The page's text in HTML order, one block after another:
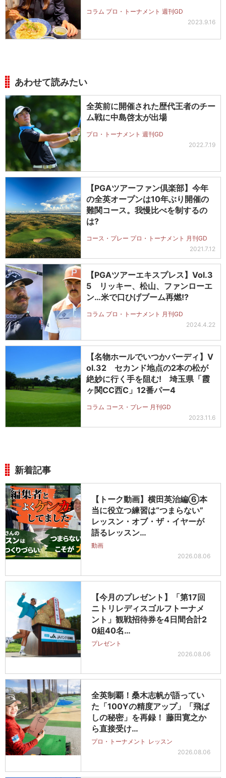
コラム プロ・トーナメント 週刊GD
2023.9.16
あわせて読みたい
全英前に開催された歴代王者のチー
ム戦に中島啓太が出場
プロ・トーナメント 週刊GD
2022.7.19
【PGAツアーファン倶楽部】今年
の全英オープンは10年ぶり開催の
難関コース。我慢比べを制するの
は?
コース・プレー プロ・トーナメント 月刊GD
2021.7.12
【PGAツアーエキスプレス】Vol.3
5 リッキー、松山、ファンローエ
ン…米で口ひげブーム再燃!?
コラム プロ・トーナメント 月刊GD
2024.4.22
【名物ホールでいつかバーディ】V
ol.32 セカンド地点の2本の松が
絶妙に行く手を阻む! 埼玉県「霞
ヶ関CC西C」12番パー4
コラム コース・プレー 月刊GD
2023.11.6
新着記事
【トーク動画】横田英治編⑥本
当に役立つ練習は“つまらない”
レッスン・オブ・ザ・イヤーが
語るレッスン…
動画
2026.08.06
【今月のプレゼント】「第17回
ニトリレディスゴルフトーナメ
ント」観戦招待券を4日間合計2
0組40名…
プレゼント
2026.08.06
全英制覇！桑木志帆が語ってい
た「100Yの精度アップ」「飛ば
しの秘密」を再録！ 藤田寛之か
ら直接受け…
プロ・トーナメント レッスン
2026.08.06